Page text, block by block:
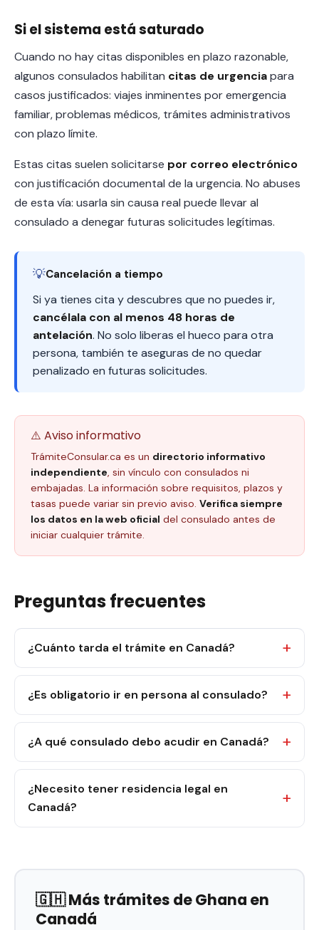
Si el sistema está saturado
Cuando no hay citas disponibles en plazo razonable,
algunos consulados habilitan citas de urgenciapara
casos justificados: viajes inminentes por emergencia
familiar, problemas médicos, trámites administrativos
con plazo límite.
Estas citas suelen solicitarse por correo electrónico
con justificación documental de la urgencia. No abuses
de esta vía: usarla sin causa real puede llevar al
consulado a denegar futuras solicitudes legítimas.
💡Cancelación a tiempo
Si ya tienes cita y descubres que no puedes ir,
cancélala con al menos 48 horas de
antelación. No solo liberas el hueco para otra
persona, también te aseguras de no quedar
penalizado en futuras solicitudes.
⚠️ Aviso informativo
TrámiteConsular.ca es un directorio informativo
independiente, sin vínculo con consulados ni
embajadas. La información sobre requisitos, plazos y
tasas puede variar sin previo aviso. Verifica siempre
los datos en la web oficial del consulado antes de
iniciar cualquier trámite.
Preguntas frecuentes
¿Cuánto tarda el trámite en Canadá?
¿Es obligatorio ir en persona al consulado?
¿A qué consulado debo acudir en Canadá?
¿Necesito tener residencia legal en
Canadá?
🇬🇭 Más trámites de Ghana en
Canadá